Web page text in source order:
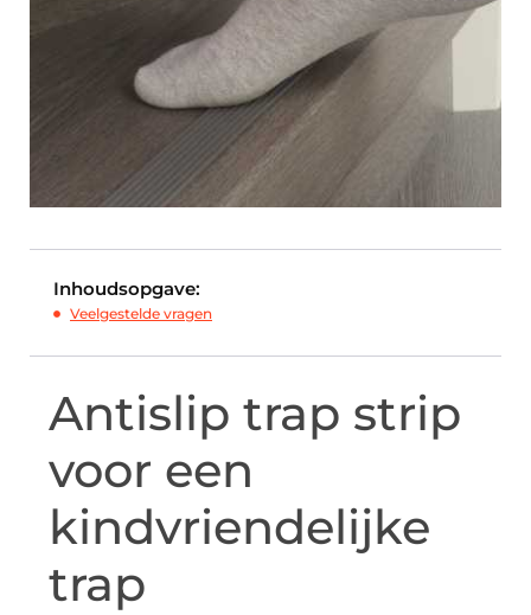
Inhoudsopgave:
Veelgestelde vragen
Antislip trap strip
voor een
kindvriendelijke
trap